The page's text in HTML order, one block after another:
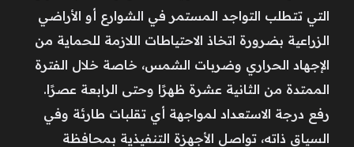
التي تتطلب التواجد المستمر في الشوارع أو الأراضي
الزراعية بضرورة اتخاذ الاحتياطات اللازمة للحماية من
الإجهاد الحراري وضربات الشمس، خاصة خلال الفترة
الممتدة من الثانية عشرة ظهرًا وحتى الرابعة عصرًا.
رفع درجة الاستعداد لمواجهة أي تقلبات طارئة وفي
السياق ذاته، تواصل الأجهزة التنفيذية بمحافظة